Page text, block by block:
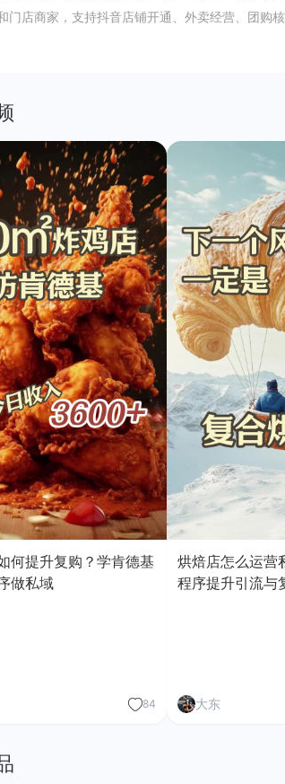
门店商家，支持抖音店铺开通、外卖经营、团购
何提升复购？学肯德基
做私域
84
烘焙店怎么运营
程序提升引流与
大东